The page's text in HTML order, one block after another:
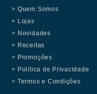
> Quem Somos
> Lojas
> Novidades
> Receitas
> Promoções
> Política de Privacidade
> Termos e Condições